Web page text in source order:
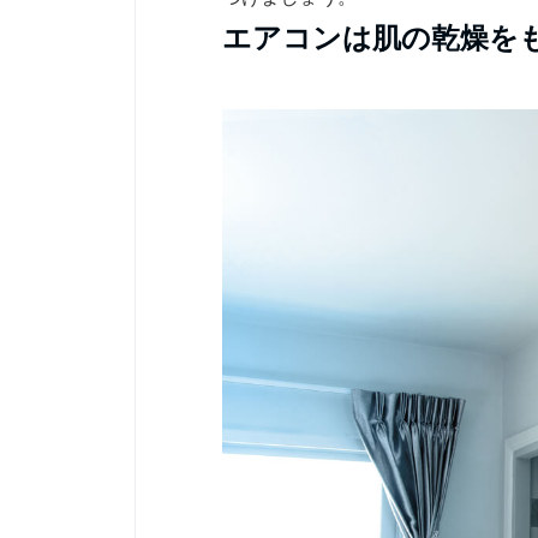
エアコンは肌の乾燥を